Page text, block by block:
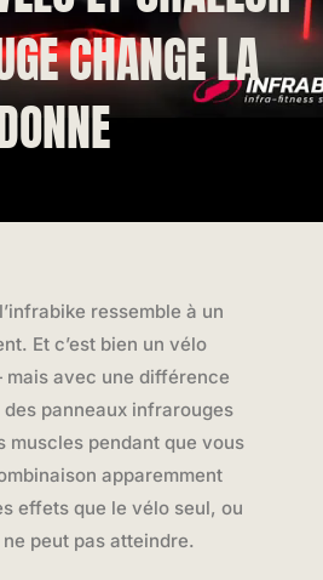
CHANGE LA
ressemble à un
Et c’est bien un vélo
mais avec une différence
panneaux infrarouges
muscles pendant que vous
apparemment
effets que le vélo seul, ou
peut pas atteindre.